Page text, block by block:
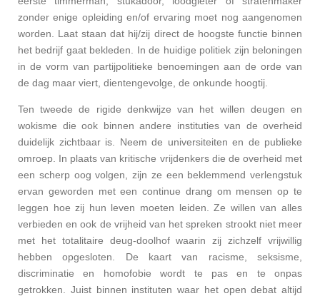
zonder enige opleiding en/of ervaring moet nog aangenomen
worden. Laat staan dat hij/zij direct de hoogste functie binnen
het bedrijf gaat bekleden. In de huidige politiek zijn beloningen
in de vorm van partijpolitieke benoemingen aan de orde van
de dag maar viert, dientengevolge, de onkunde hoogtij.
Ten tweede de rigide denkwijze van het willen deugen en
wokisme die ook binnen andere instituties van de overheid
duidelijk zichtbaar is. Neem de universiteiten en de publieke
omroep. In plaats van kritische vrijdenkers die de overheid met
een scherp oog volgen, zijn ze een beklemmend verlengstuk
ervan geworden met een continue drang om mensen op te
leggen hoe zij hun leven moeten leiden. Ze willen van alles
verbieden en ook de vrijheid van het spreken strookt niet meer
met het totalitaire deug-doolhof waarin zij zichzelf vrijwillig
hebben opgesloten. De kaart van racisme, seksisme,
discriminatie en homofobie wordt te pas en te onpas
getrokken. Juist binnen instituten waar het open debat altijd